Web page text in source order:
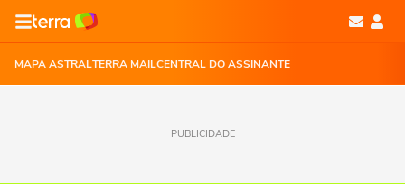
MAPA ASTRALTERRA MAILCENTRAL DO ASSINANTE
PUBLICIDADE